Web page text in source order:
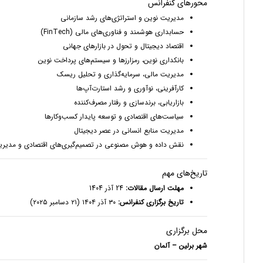
محورهای کنفرانس
مدیریت نوین و استراتژی‌های رشد سازمانی
حسابداری هوشمند و فناوری‌های مالی (FinTech)
اقتصاد دیجیتال و تحول در بازارهای جهانی
بانکداری نوین، رمزارزها و سیستم‌های پرداخت نوین
مدیریت مالی، سرمایه‌گذاری و تحلیل ریسک
کارآفرینی، نوآوری و رشد استارت‌آپ‌ها
بازاریابی، برند‌سازی و رفتار مصرف‌کننده
سیاست‌های اقتصادی و توسعه پایدار کسب‌وکارها
مدیریت منابع انسانی در عصر دیجیتال
نقش داده و هوش مصنوعی در تصمیم‌گیری‌های اقتصادی و
تاریخ‌های مهم
مهلت ارسال مقالات: 24 آذر 1404
تاریخ برگزاری کنفرانس: ۳۰ آذر ۱۴۰۴ (۲۱ دسامبر ۲۰۲۵)
محل برگزاری
شهر برلین – آلمان